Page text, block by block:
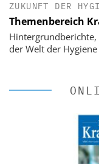
ZUKUNFT DER
Themenbereich
der Welt der Hygiene